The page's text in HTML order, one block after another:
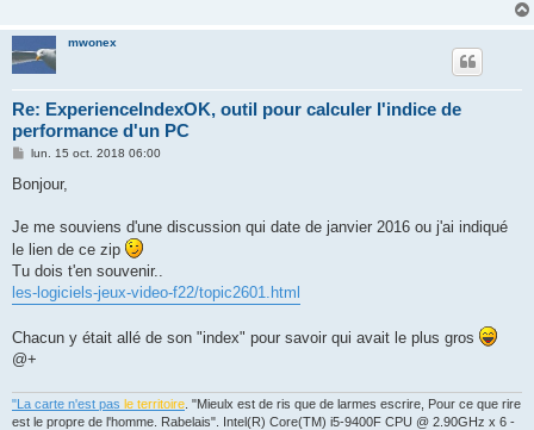
mwonex
Re: ExperienceIndexOK, outil pour calculer l'indice de
performance d'un PC
M
s
g
lun. 15 oct. 2018 06:00
Bonjour,
Je me souviens d'une discussion qui date de janvier 2016 ou j'ai indiqué
le lien de ce zip
Tu dois t'en souvenir..
les-logiciels-jeux-video-f22/topic2601.html
Chacun y était allé de son "index" pour savoir qui avait le plus gros
@+
"La carte n'est pas le territoire . "Mieulx est de ris que de larmes escrire, Pour ce que rire
est le propre de l'homme. Rabelais". Intel(R) Core(TM) i5-9400F CPU @ 2.90GHz x 6 -